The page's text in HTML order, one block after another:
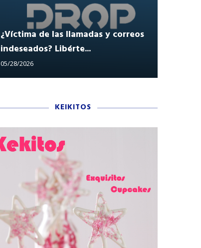
¿Víctima de las llamadas y correos
indeseados? Libérte...
05/28/2026
KEIKITOS